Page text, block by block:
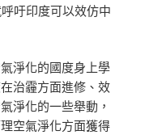
吁印度可以效仿中
淨化的國度身上學
治霾方面進修、效
淨化的一些舉動，
空氣淨化方面獲得